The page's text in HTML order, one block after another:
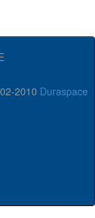
2010 Duraspace